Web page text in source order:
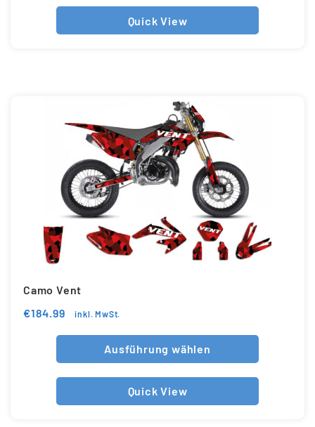
Quick View
Camo Vent
€184.99 inkl. MwSt.
Ausführung wählen
Quick View